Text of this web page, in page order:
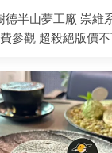
德半山夢工廠 崇維
參觀 超殺絕版價不